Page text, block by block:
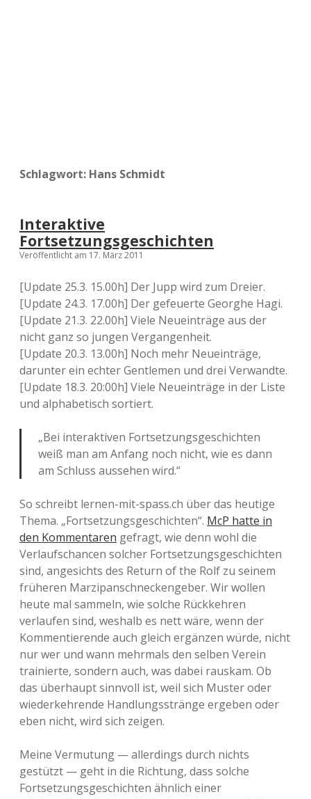
Schlagwort: Hans Schmidt
Interaktive
Fortsetzungsgeschichten
Veröffentlicht am 17. März 2011
[Update 25.3. 15.00h] Der Jupp wird zum Dreier.
[Update 24.3. 17.00h] Der gefeuerte Georghe Hagi.
[Update 21.3. 22.00h] Viele Neueinträge aus der
nicht ganz so jungen Vergangenheit.
[Update 20.3. 13.00h] Noch mehr Neueinträge,
darunter ein echter Gentlemen und drei Verwandte.
[Update 18.3. 20:00h] Viele Neueinträge in der Liste
und alphabetisch sortiert.
„Bei interaktiven Fortsetzungsgeschichten
weiß man am Anfang noch nicht, wie es dann
am Schluss aussehen wird.“
So schreibt lernen-mit-spass.ch über das heutige
Thema. „Fortsetzungsgeschichten“. McP hatte in
den Kommentaren gefragt, wie denn wohl die
Verlaufschancen solcher Fortsetzungsgeschichten
sind, angesichts des Return of the Rolf zu seinem
früheren Marzipanschneckengeber. Wir wollen
heute mal sammeln, wie solche Rückkehren
verlaufen sind, weshalb es nett wäre, wenn der
Kommentierende auch gleich ergänzen würde, nicht
nur wer und wann mehrmals den selben Verein
trainierte, sondern auch, was dabei rauskam. Ob
das überhaupt sinnvoll ist, weil sich Muster oder
wiederkehrende Handlungsstränge ergeben oder
eben nicht, wird sich zeigen.
Meine Vermutung — allerdings durch nichts
gestützt — geht in die Richtung, dass solche
Fortsetzungsgeschichten ähnlich einer